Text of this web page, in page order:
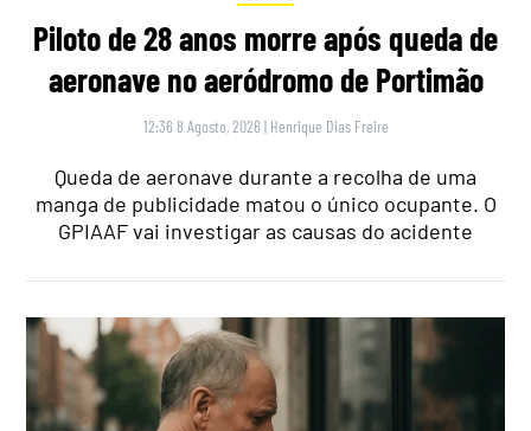
Piloto de 28 anos morre após queda de
aeronave no aeródromo de Portimão
12:36 8 Agosto, 2026 | Henrique Dias Freire
Queda de aeronave durante a recolha de uma
manga de publicidade matou o único ocupante. O
GPIAAF vai investigar as causas do acidente